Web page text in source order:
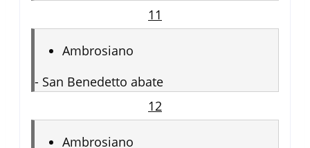
11
Ambrosiano
- San Benedetto abate
12
Ambrosiano